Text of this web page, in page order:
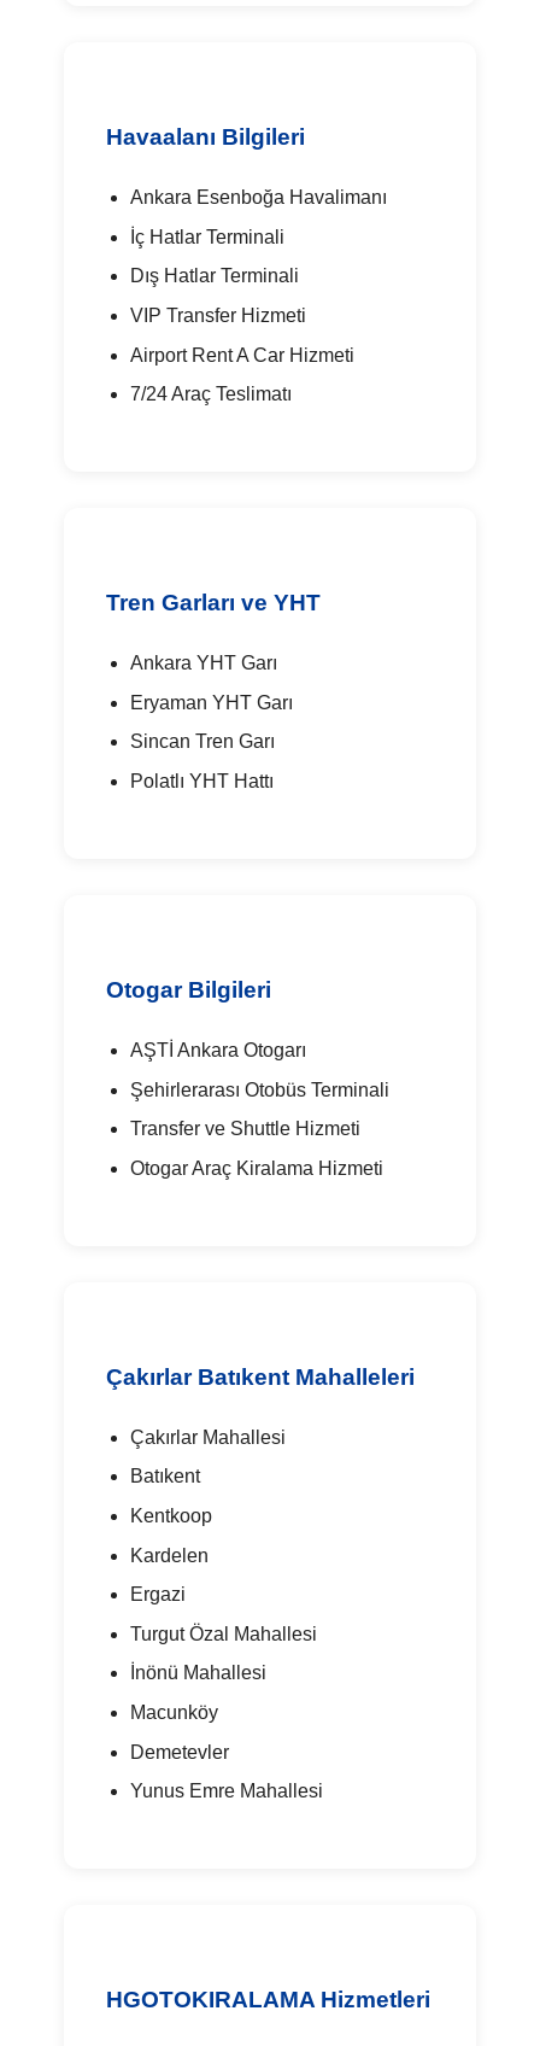
Havaalanı Bilgileri
Ankara Esenboğa Havalimanı
İç Hatlar Terminali
Dış Hatlar Terminali
VIP Transfer Hizmeti
Airport Rent A Car Hizmeti
7/24 Araç Teslimatı
Tren Garları ve YHT
Ankara YHT Garı
Eryaman YHT Garı
Sincan Tren Garı
Polatlı YHT Hattı
Otogar Bilgileri
AŞTİ Ankara Otogarı
Şehirlerarası Otobüs Terminali
Transfer ve Shuttle Hizmeti
Otogar Araç Kiralama Hizmeti
Çakırlar Batıkent Mahalleleri
Çakırlar Mahallesi
Batıkent
Kentkoop
Kardelen
Ergazi
Turgut Özal Mahallesi
İnönü Mahallesi
Macunköy
Demetevler
Yunus Emre Mahallesi
HGOTOKIRALAMA Hizmetleri